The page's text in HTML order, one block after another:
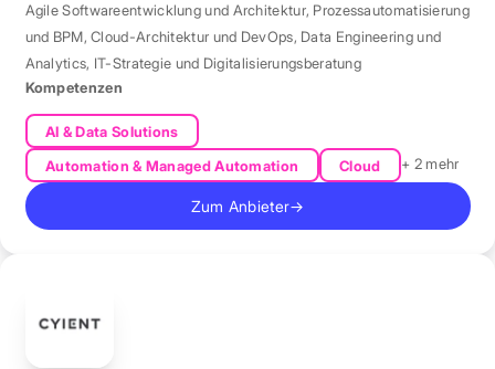
Agile Softwareentwicklung und Architektur, Prozessautomatisierung
und BPM,Cloud-Architektur und DevOps, Data Engineering und
Analytics, IT-Strategie und Digitalisierungsberatung
Kompetenzen
AI & Data Solutions
Automation & Managed Automation
Cloud + 2 mehr
Zum Anbieter→